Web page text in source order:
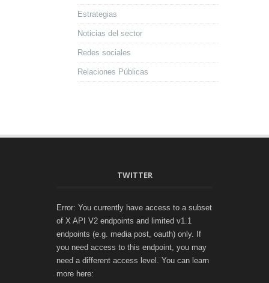
Estrategias
Noticias del sector
Redes sociales
Relaciones Públicas
TWITTER
Error: You currently have access to a subset
of X API V2 endpoints and limited v1.1
endpoints (e.g. media post, oauth) only. If
you need access to this endpoint, you may
need a different access level. You can learn
more here: